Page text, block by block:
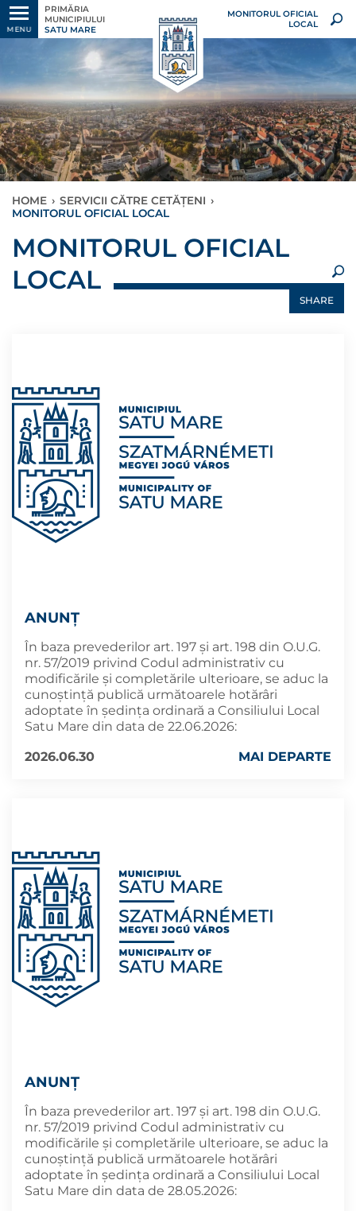
MENU
PRIMĂRIA
MUNICIPIULUI
SATU MARE
MONITORUL OFICIAL
LOCAL
HOME › SERVICII CĂTRE CETĂȚENI ›
MONITORUL OFICIAL LOCAL
MONITORUL OFICIAL
LOCAL
SHARE
ANUNȚ
În baza prevederilor art. 197 și art. 198 din O.U.G.
nr. 57/2019 privind Codul administrativ cu
modificările și completările ulterioare, se aduc la
cunoştinţă publică următoarele hotărâri
adoptate în şedința ordinară a Consiliului Local
Satu Mare din data de 22.06.2026:
2026.06.30
MAI DEPARTE
ANUNȚ
În baza prevederilor art. 197 și art. 198 din O.U.G.
nr. 57/2019 privind Codul administrativ cu
modificările și completările ulterioare, se aduc la
cunoştinţă publică următoarele hotărâri
adoptate în şedința ordinară a Consiliului Local
Satu Mare din data de 28.05.2026: